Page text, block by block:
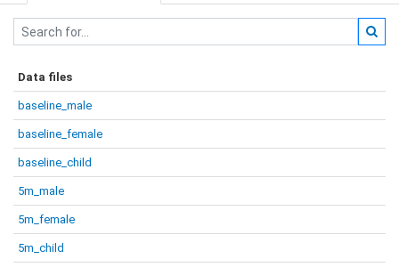
Data files
baseline_male
baseline_female
baseline_child
5m_male
5m_female
5m_child